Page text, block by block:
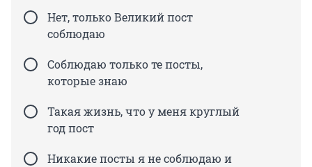
Нет, только Великий пост
соблюдаю
Соблюдаю только те посты,
которые знаю
Такая жизнь, что у меня круглый
год пост
Никакие посты я не соблюдаю и